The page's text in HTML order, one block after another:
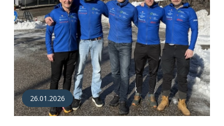
26.01.2026